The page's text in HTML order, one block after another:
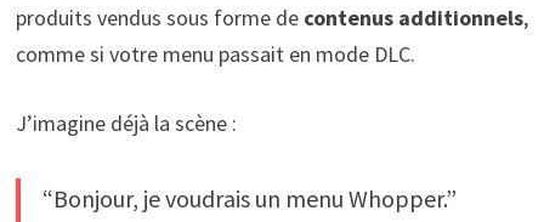
produits vendus sous forme de contenus additionnels,
comme si votre menu passait en mode DLC.
J’imagine déjà la scène :
“Bonjour, je voudrais un menu Whopper.”